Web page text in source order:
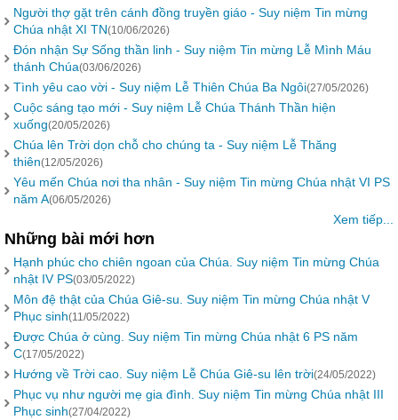
Người thợ gặt trên cánh đồng truyền giáo - Suy niệm Tin mừng
Chúa nhật XI TN(10/06/2026)
Đón nhận Sự Sống thần linh - Suy niệm Tin mừng Lễ Mình Máu
thánh Chúa(03/06/2026)
Tình yêu cao vời - Suy niệm Lễ Thiên Chúa Ba Ngôi(27/05/2026)
Cuộc sáng tạo mới - Suy niệm Lễ Chúa Thánh Thần hiện
xuống(20/05/2026)
Chúa lên Trời dọn chỗ cho chúng ta - Suy niệm Lễ Thăng
thiên(12/05/2026)
Yêu mến Chúa nơi tha nhân - Suy niệm Tin mừng Chúa nhật VI PS
năm A(06/05/2026)
Xem tiếp...
Những bài mới hơn
Hạnh phúc cho chiên ngoan của Chúa. Suy niệm Tin mừng Chúa
nhật IV PS(03/05/2022)
Môn đệ thật của Chúa Giê-su. Suy niệm Tin mừng Chúa nhật V
Phục sinh(11/05/2022)
Được Chúa ở cùng. Suy niệm Tin mừng Chúa nhật 6 PS năm
C(17/05/2022)
Hướng về Trời cao. Suy niệm Lễ Chúa Giê-su lên trời(24/05/2022)
Phục vụ như người mẹ gia đình. Suy niệm Tin mừng Chúa nhật III
Phục sinh(27/04/2022)